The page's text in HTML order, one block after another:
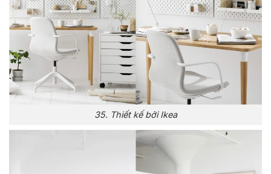
35. Thiết kế bởi Ikea